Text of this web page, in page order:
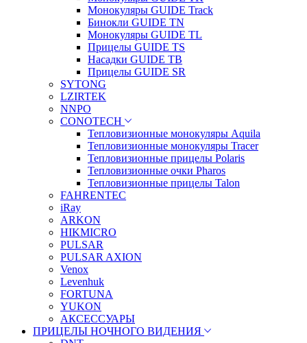
Монокуляры GUIDE Track
Бинокли GUIDE TN
Монокуляры GUIDE TL
Прицелы GUIDE TS
Насадки GUIDE TB
Прицелы GUIDE SR
SYTONG
LZIRTEK
NNPO
CONOTECH
Тепловизионные монокуляры Aquila
Тепловизионные монокуляры Tracer
Тепловизионные прицелы Polaris
Тепловизионные очки Pharos
Тепловизионные прицелы Talon
FAHRENTEC
iRay
ARKON
HIKMICRO
PULSAR
PULSAR AXION
Venox
Levenhuk
FORTUNA
YUKON
АКСЕССУАРЫ
ПРИЦЕЛЫ НОЧНОГО ВИДЕНИЯ